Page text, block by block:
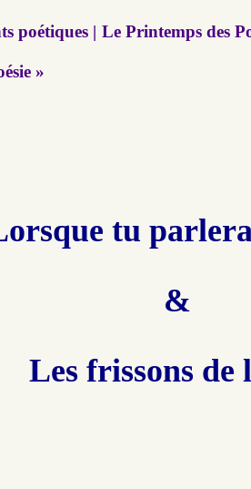
poétiques | Le Printemps des
»
tu
&
Les frissons de